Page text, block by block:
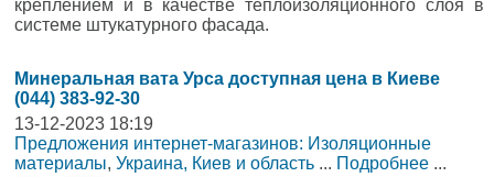
креплением и в качестве теплоизоляционного слоя в
системе штукатурного фасада.
Минеральная вата Урса доступная цена в Киеве
(044) 383-92-30
13-12-2023 18:19
Предложения интернет-магазинов: Изоляционные
материалы, Украина, Киев и область ... Подробнее ...